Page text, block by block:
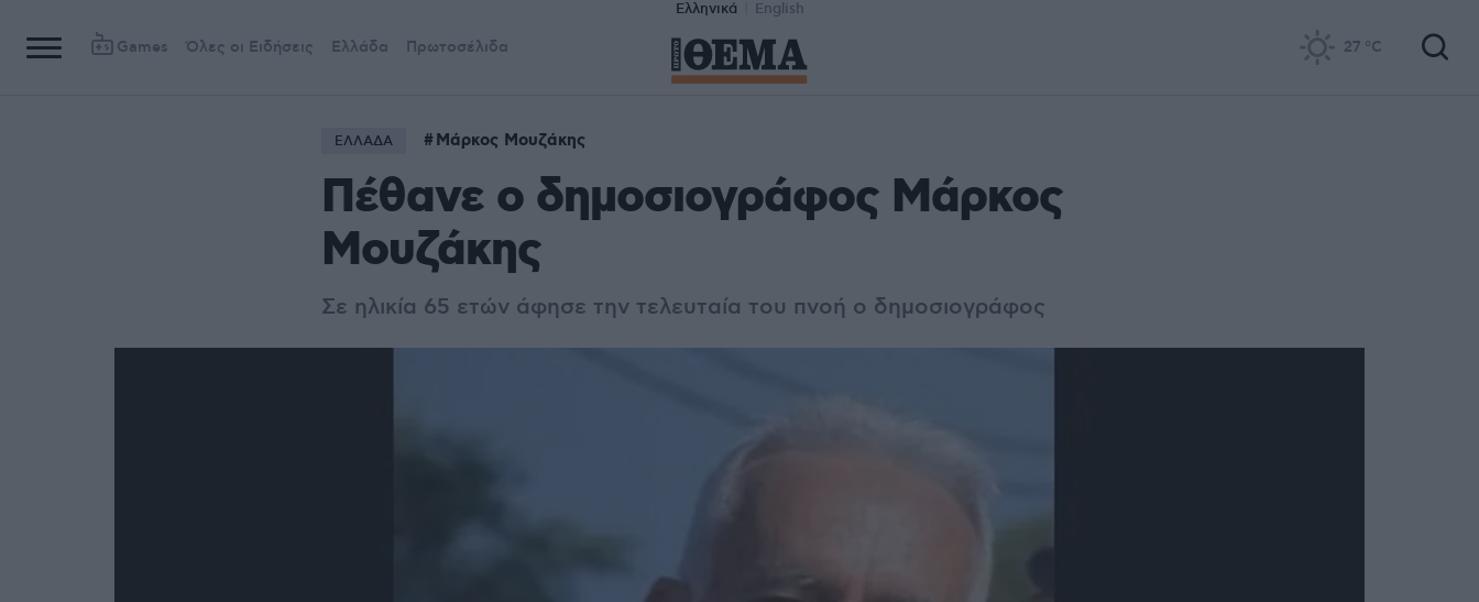
Ελληνικά English
Games Όλες οι Ειδήσεις Ελλάδα Πρωτοσέλιδα 27 °C
ΕΛΛΑΔΑ Μάρκος Μουζάκης
Πέθανε ο δημοσιογράφος Μάρκος
Μουζάκης
Σε ηλικία 65 ετών άφησε την τελευταία του πνοή ο δημοσιογράφος